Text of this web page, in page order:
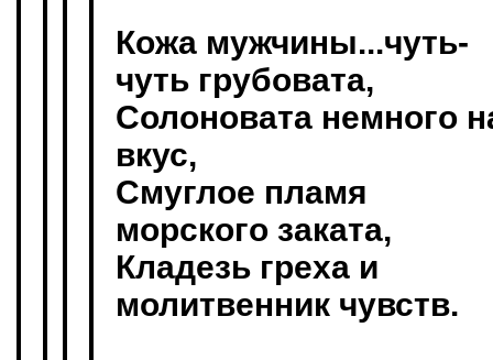
Кожа мужчины...чуть-
чуть грубовата,
Солоновата немного
вкус,
Смуглое пламя
морского заката,
Кладезь греха и
молитвенник чувств.